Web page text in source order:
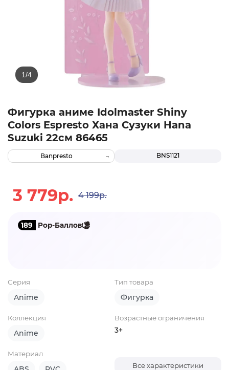
Фигурка аниме Idolmaster Shiny
Colors Espresto Хана Сузуки Hana
Suzuki 22см 86465
BNS1121
Banpresto
3 779р. 4 199р.
189 Pop-Баллов
Серия
Anime
Тип товара
Фигурка
Коллекция
Anime
Возрастные ограничения
3+
Материал
Все характеристики